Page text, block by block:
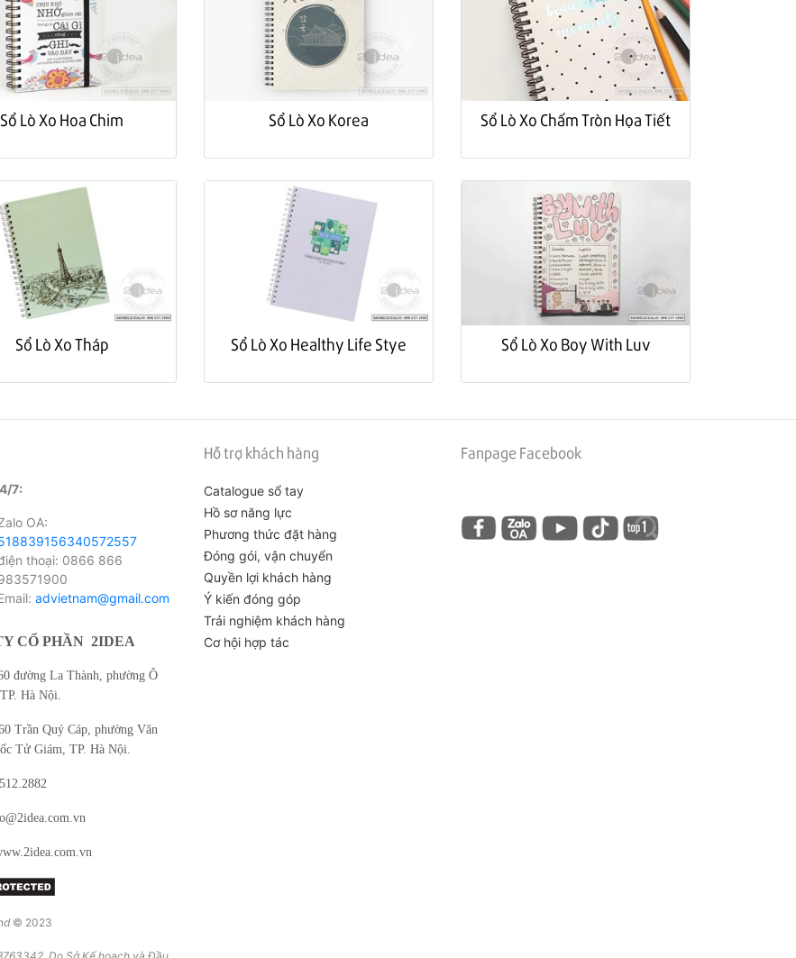
Sổ Lò Xo Hoa Chim Sổ Lò Xo Korea Sổ Lò Xo Chấm Tròn Họa Tiết
Sổ Lò Xo Tháp Sổ Lò Xo Healthy Life Stye Sổ Lò Xo Boy With Luv
7:
OA:
thoại: 0866 866
advietnam@gmail.com
CỔ PHẦN 2IDEA
đường La Thành, phường Ô
Hà Nội.
Trần Quý Cáp, phường Văn
Tử Giám, TP. Hà Nội.
© 2023
Hỗ trợ khách hàng
Catalogue sổ tay
Hồ sơ năng lực
Phương thức đặt hàng
Đóng gói, vận chuyển
Quyền lợi khách hàng
Ý kiến đóng góp
Trải nghiệm khách hàng
Cơ hội hợp tác
Fanpage Facebook